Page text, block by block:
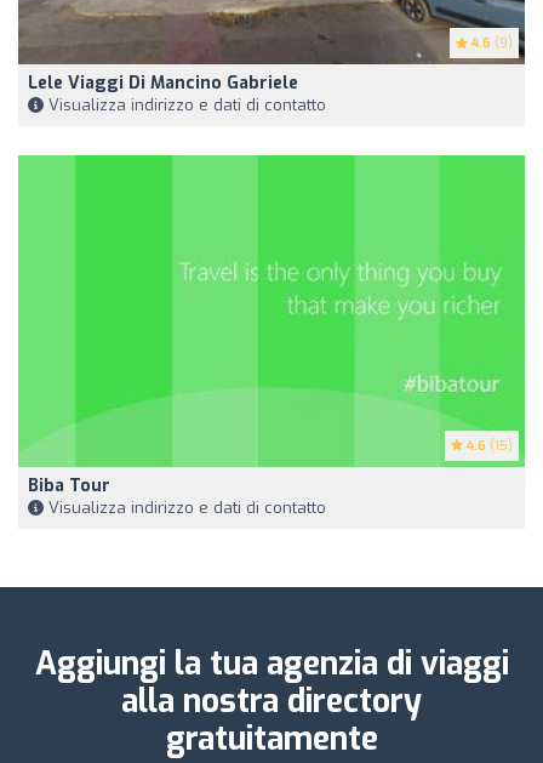
4.6 (9)
Lele Viaggi Di Mancino Gabriele
Visualizza indirizzo e dati di contatto
4.6 (15)
Biba Tour
Visualizza indirizzo e dati di contatto
Aggiungi la tua agenzia di viaggi
alla nostra directory
gratuitamente